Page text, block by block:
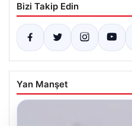
Bizi Takip Edin
Yan Manşet